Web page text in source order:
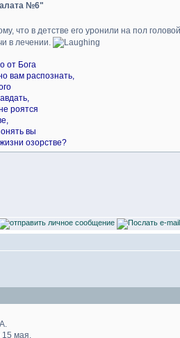
№6"
что в детстве его уронили на пол
в лечении.
от Бога
вам распознать,
роятся
вы
озорстве?
15 мая.